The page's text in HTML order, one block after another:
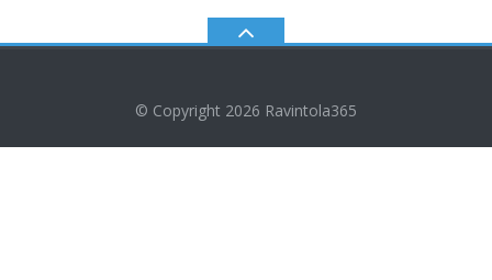
© Copyright 2026 Ravintola365